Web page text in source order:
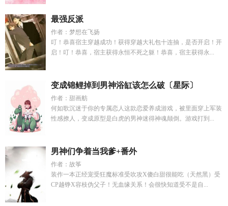
最强反派
作者：梦想在飞扬
叮！恭喜宿主穿越成功！获得穿越大礼包十连抽，是否开启！开
启！叮！恭喜，宿主获得永恒不死之躯！恭喜，宿主获得永...
变成锦鲤掉到男神浴缸该怎么破〔星际〕
作者：甜画舫
何如歌沉迷于你的专属恋人这款恋爱养成游戏，被里面穿上军装
性感撩人，变成原型是白虎的男神迷得神魂颠倒。游戏打到...
男神们争着当我爹+番外
作者：故筝
装作一本正经宠受狂魔标准受吹攻X傻白甜很能吃（天然黑）受
CP越铮X容枝伪父子！无血缘关系！会很快知道受不是自...